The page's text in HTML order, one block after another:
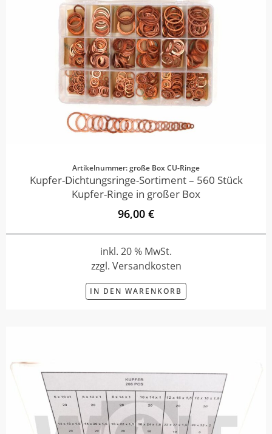
Artikelnummer: große Box CU-Ringe
Kupfer-Dichtungsringe-Sortiment – 560 Stück
Kupfer-Ringe in großer Box
96,00 €
inkl. 20 % MwSt.
zzgl. Versandkosten
IN DEN WARENKORB